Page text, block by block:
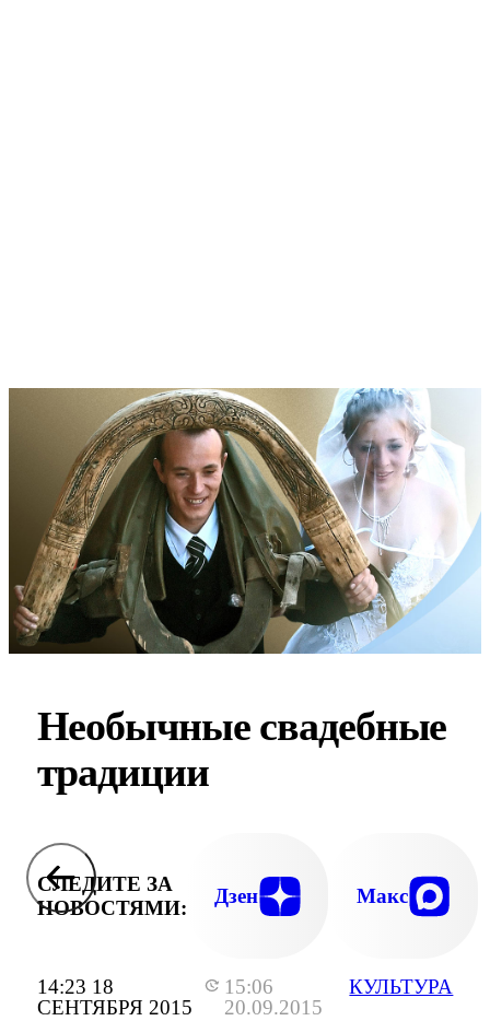
14:23 18
СЕНТЯБРЯ 2015
15:06
20.09.2015
КУЛЬТУРА
Необычные свадебные
традиции
СЛЕДИТЕ ЗА
НОВОСТЯМИ:
Дзен Макс